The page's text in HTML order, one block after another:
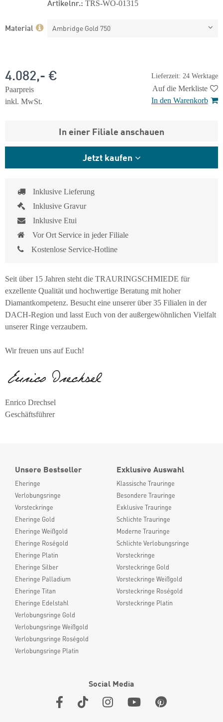
TRS-WO-01315
Material Ambridge Gold 750
Lieferzeit: 24 Werktage
4.082,- €
Paarpreis
inkl. MwSt.
Auf die Merkliste
In den Warenkorb
In einer Filiale anschauen
Jetzt kaufen
Inklusive Lieferung
Inklusive Gravur
Inklusive Etui
Vor Ort Service in jeder Filiale
Kostenlose Service-Hotline
Seit über 15 Jahren steht die TRAURINGSCHMIEDE für
exzellente Qualität und hochwertige Beratung mit hoher
Diamantkompetenz. Besucht eine unserer über 35 Filialen in der
DACH-Region und lasst Euch von der außergewöhnlichen Vielfalt
unserer Ringe verzaubern.
Wir freuen uns auf Euch!
Enrico Drechsel
Geschäftsführer
Unsere Bestseller
Eheringe
Verlobungsringe
Vorsteckringe
Eheringe Gold
Eheringe Weißgold
Eheringe Roségold
Eheringe Platin
Eheringe Silber
Eheringe Palladium
Eheringe Titan
Eheringe Edelstahl
Verlobungsringe Gold
Verlobungsringe Weißgold
Verlobungsringe Roségold
Verlobungsringe Platin
Exklusive Auswahl
Klassische Trauringe
Besondere Trauringe
Exklusive Trauringe
Schlichte Trauringe
Moderne Trauringe
Schlichte Verlobungsringe
Vorsteckringe
Vorsteckringe Gold
Vorsteckringe Weißgold
Vorsteckringe Roségold
Vorsteckringe Platin
Social Media